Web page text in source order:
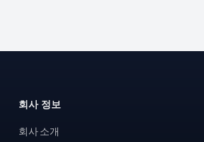
회사 정보
회사 소개